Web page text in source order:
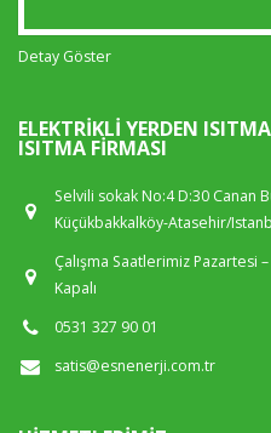
Detay Göster
ELEKTRIKLI YERDEN
ISITMA FIRMASI
Selvili sokak No:4 D:30 Canan
Küçükbakkalköy-Atasehir/
Çalışma Saatlerimiz Pazartesi
Kapalı
0531 327 90 01
satis@esnenerji.com.tr